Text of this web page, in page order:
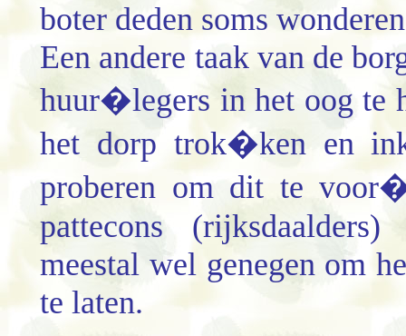
boter deden soms
Een andere taak van de
huur�legers in het oog te
het dorp trok�ken en
proberen om dit te
pattecons
meestal wel genegen om
te laten.